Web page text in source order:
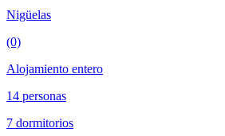
Nigüelas
(0)
Alojamiento entero
14 personas
7 dormitorios